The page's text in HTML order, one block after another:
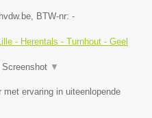
, BTW-nr: -
- Herentals - Turnhout - Geel
Screenshot ▼
ervaring in uiteenlopende